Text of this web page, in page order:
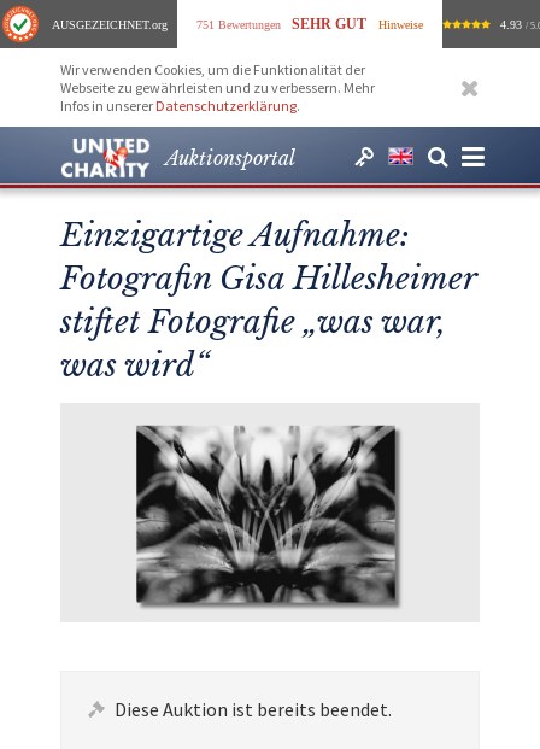
AUSGEZEICHNET.org 751 Bewertungen SEHR GUT Hinweise 4.93 /
Wir verwenden Cookies, um die Funktionalität der
Webseite zu gewährleisten und zu verbessern. Mehr
Infos in unserer Datenschutzerklärung.
Auktionsportal
Einzigartige Aufnahme:
Fotografin Gisa Hillesheimer
stiftet Fotografie „was war,
was wird“
Diese Auktion ist bereits beendet.